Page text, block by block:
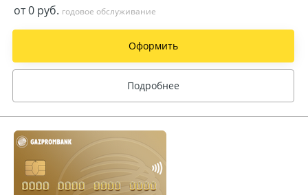
от 0 руб. годовое обслуживание
Оформить
Подробнее